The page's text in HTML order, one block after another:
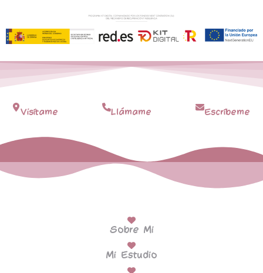
Visítame Llámame Escríbeme
Sobre Mi
Mi Estudio